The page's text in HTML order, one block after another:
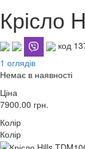
Крісло
код
1 оглядів
Немає в наявності
Ціна
7900.00 грн.
Колір
Колір